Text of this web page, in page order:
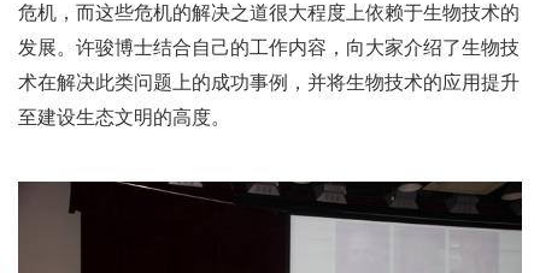
危机，而这些危机的解决之道很大程度上依赖于生物技术的
发展。许骏博士结合自己的工作内容，向大家介绍了生物技
术在解决此类问题上的成功事例，并将生物技术的应用提升
至建设生态文明的高度。